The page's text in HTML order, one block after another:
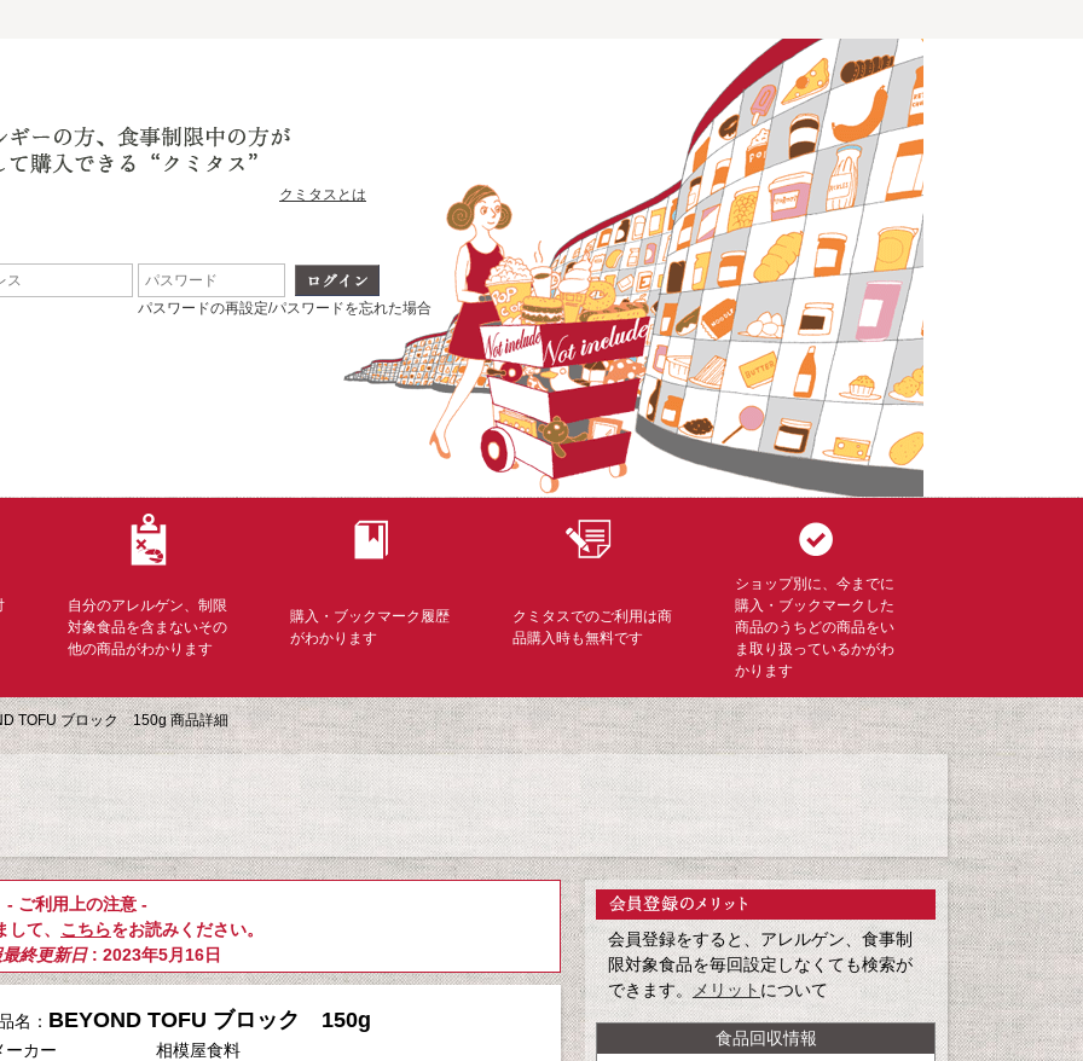
クミタスとは
パスワードの再設定/パスワードを忘れた場合
自分のアレルゲン、制限
対象食品を含まないその
他の商品がわかります
購入・ブックマーク履歴
がわかります
クミタスでのご利用は商
品購入時も無料です
ショップ別に、今までに
購入・ブックマークした
商品のうちどの商品をい
ま取り扱っているかがわ
かります
TOFU ブロック 150g 商品詳細
- ご利用上の注意 -
て、 こちらをお読みください。
終更新日: 2023年5月16日
名： BEYOND TOFU ブロック 150g
ーカー
相模屋食料
会員登録をすると、アレルゲン、食事制
限対象食品を毎回設定しなくても検索が
できます。メリットについて
食品回収情報